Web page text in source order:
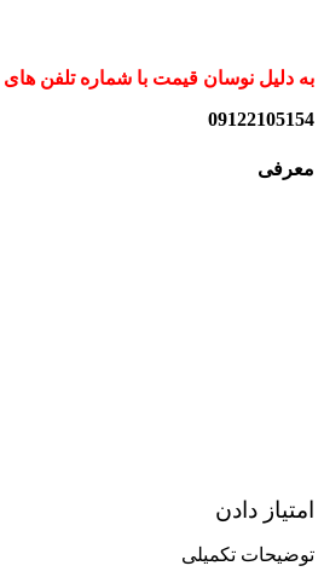
به دلیل نوسان قیمت با شماره تلفن
09122105154
معرفی
امتیاز دادن
توضیحات تکمیلی